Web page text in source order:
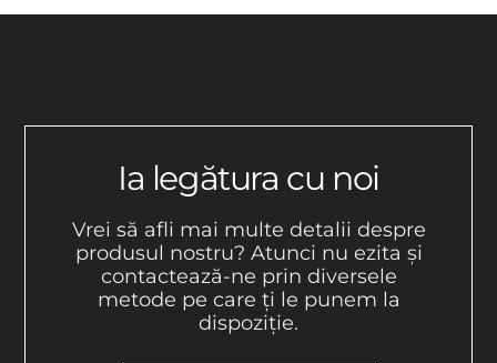
Ia legătura cu noi
Vrei să afli mai multe detalii despre
produsul nostru? Atunci nu ezita și
contactează-ne prin diversele
metode pe care ți le punem la
dispoziție.